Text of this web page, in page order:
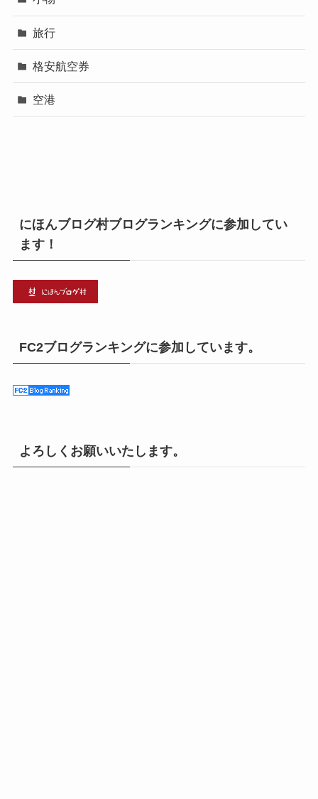
旅行
格安航空券
空港
にほんブログ村ブログランキングに参加してい
ます！
FC2ブログランキングに参加しています。
よろしくお願いいたします。